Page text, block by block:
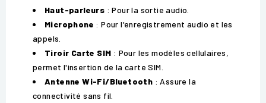
Haut-parleurs : Pour la sortie audio.
Microphone : Pour l'enregistrement audio et les
appels.
Tiroir Carte SIM : Pour les modèles cellulaires,
permet l'insertion de la carte SIM.
Antenne Wi-Fi/Bluetooth : Assure la
connectivité sans fil.